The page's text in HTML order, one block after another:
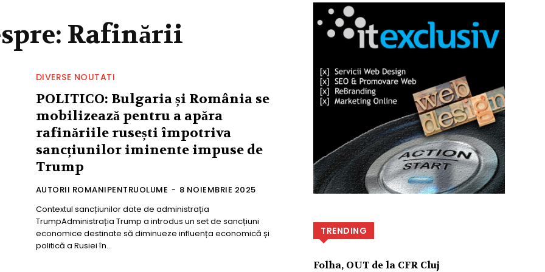
Rafinării
DIVERSE NOUTATI
POLITICO: Bulgaria și România se
mobilizează pentru a apăra
rafinăriile rusești împotriva
sancțiunilor iminente impuse de
Trump
AUTORII ROMANIPENTRUOLUME - 8 NOIEMBRIE 2025
Contextul sancțiunilor date de administrația
TrumpAdministrația Trump a introdus un set de sancțiuni
economice destinate să diminueze influența economică și
politică a Rusiei în...
TRENDING
Folha, OUT de la CFR Cluj